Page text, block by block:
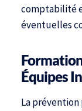
comptabilité
éventuelles
Équipes
La prévention